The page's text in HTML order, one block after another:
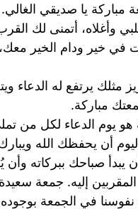
مباركة يا صديقي الغالي.
وأغلاه، أتمنى لك
في خير ودام الخير
يرتفع له الدعاء
مباركة.
هو يوم الدعاء لكل من
أن يحفظك الله
يبدأ صباحك ببركاته
إليه. جمعة
نفوسنا في الجمعة